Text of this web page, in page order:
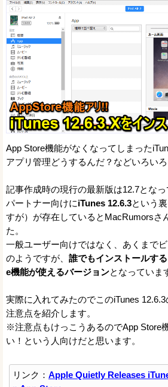
App Store機能がなくなってしまった
アプリ管理どうするんだ？などいろいろ
記事作成時の現行の最新版は12.7とな
パートナー向けにiTunes 12.6.3という
すが）が存在しているとMacRumorsさ
た。
一般ユーザー向けではなく、あくまで
のようですが、 誰でもインストールす
e機能が使えるバージョンとなっていま
実際に入れてみたのでこのiTunes
注意点を紹介します。
※注意点もけっこうあるのでApp Store
い！という人向けだと思います。
リンク： Apple Quietly Releases